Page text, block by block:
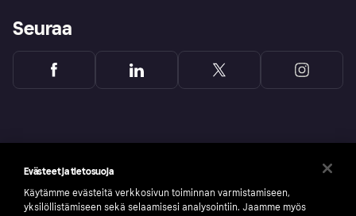
Seuraa
Evästeet ja tietosuoja
Käytämme evästeitä verkkosivun toiminnan varmistamiseen,
yksilöllistämiseen sekä selaamisesi analysointiin. Jaamme myös